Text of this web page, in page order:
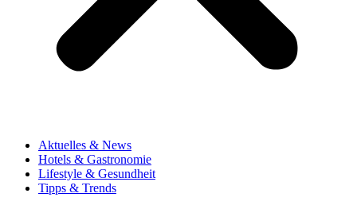
Aktuelles & News
Hotels & Gastronomie
Lifestyle & Gesundheit
Tipps & Trends